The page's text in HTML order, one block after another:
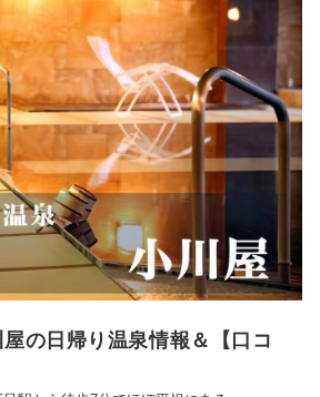
屋の日帰り温泉情報＆【口コ